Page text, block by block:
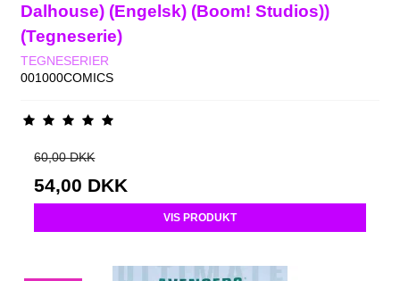
Dalhouse) (Engelsk) (Boom! Studios))
(Tegneserie)
TEGNESERIER
001000COMICS
60,00 DKK
54,00 DKK
VIS PRODUKT